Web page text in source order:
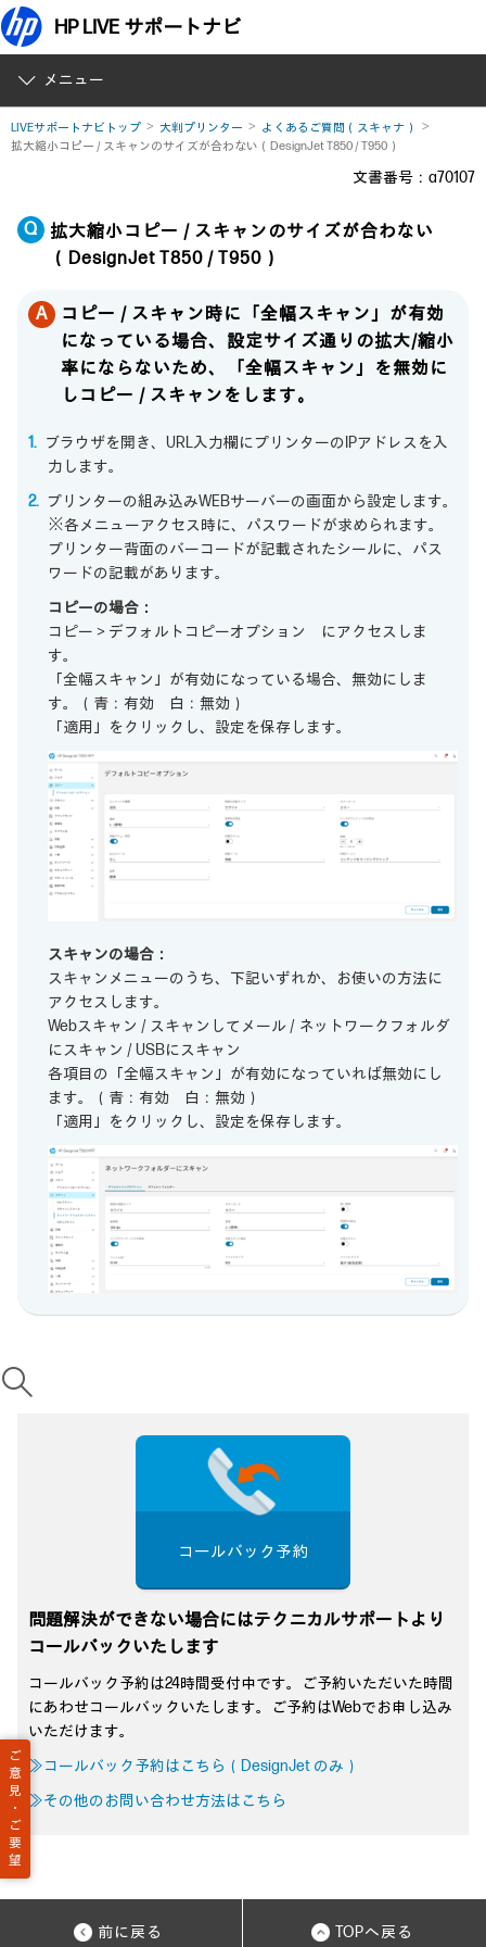
HP LIVE サポートナビ
メニュー
LIVEサポートナビトップ 大判プリンター
よくあるご質問（スキャナ）
拡大縮小コピー / スキャンのサイズが合わない（DesignJet T850 / T950）
文書番号：a70107
拡大縮小コピー / スキャンのサイズが合わない
（DesignJet T850 / T950）
コピー / スキャン時に「全幅スキャン」が有効
になっている場合、設定サイズ通りの拡大/縮小
率にならないため、「全幅スキャン」を無効に
しコピー / スキャンをします。
ブラウザを開き、URL入力欄にプリンターのIPアドレスを入
力します。
プリンターの組み込みWEBサーバーの画面から設定します。
※各メニューアクセス時に、パスワードが求められます。
プリンター背面のバーコードが記載されたシールに、パス
ワードの記載があります。
コピーの場合：
コピー＞デフォルトコピーオプション にアクセスしま
す。
「全幅スキャン」が有効になっている場合、無効にしま
す。（青：有効 白：無効）
「適用」をクリックし、設定を保存します。
スキャンの場合：
スキャンメニューのうち、下記いずれか、お使いの方法に
アクセスします。
Webスキャン / スキャンしてメール / ネットワークフォルダ
にスキャン / USBにスキャン
各項目の「全幅スキャン」が有効になっていれば無効にし
ます。（青：有効 白：無効）
「適用」をクリックし、設定を保存します。
前に戻る TOPへ戻る
ご
意
見
・
ご
要
望
コールバック予約
問題解決ができない場合にはテクニカルサポートより
コールバックいたします
コールバック予約は24時間受付中です。ご予約いただいた時間
にあわせコールバックいたします。ご予約はWebでお申し込み
いただけます。
≫コールバック予約はこちら（DesignJet のみ）
≫その他のお問い合わせ方法はこちら